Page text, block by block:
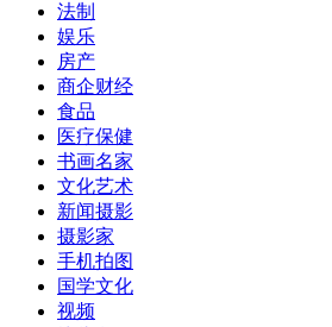
法制
娱乐
房产
商企财经
食品
医疗保健
书画名家
文化艺术
新闻摄影
摄影家
手机拍图
国学文化
视频